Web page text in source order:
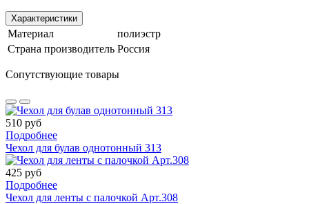
Характеристики
Материал
полиэстр
Страна производитель Россия
Сопутствующие товары
510 руб
Подробнее
Чехол для булав однотонный 313
425 руб
Подробнее
Чехол для ленты с палочкой Арт.308